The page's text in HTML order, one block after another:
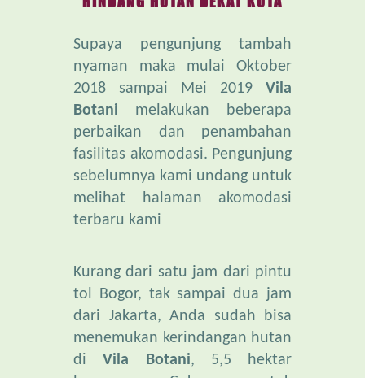
Supaya pengunjung tambah
2018 sampai Mei 2019Vila
Botanimelakukan beberapa
perbaikan dan penambahan
fasilitas akomodasi. Pengunjung
sebelumnya kami undang untuk
melihat halaman akomodasi
terbaru kami
dari Jakarta, Anda sudah bisa
menemukan kerindangan hutan
di
Vila Botani, 5,5 hektar
luasnya. Cukup untuk
menyegarkan Anda dari penat,